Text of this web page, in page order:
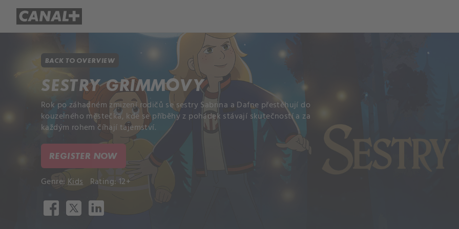
BACK TO OVERVIEW
SESTRY GRIMMOVY
Rok po záhadném zmizení rodičů se sestry Sabrina a Dafne přestěhují do
kouzelného městečka, kde se příběhy z pohádek stávají skutečností a za
každým rohem číhají tajemství.
REGISTER NOW
Genre: Kids Rating: 12+